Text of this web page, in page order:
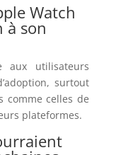
Watch
à son
aux utilisateurs
surtout
comme celles de
plateformes.